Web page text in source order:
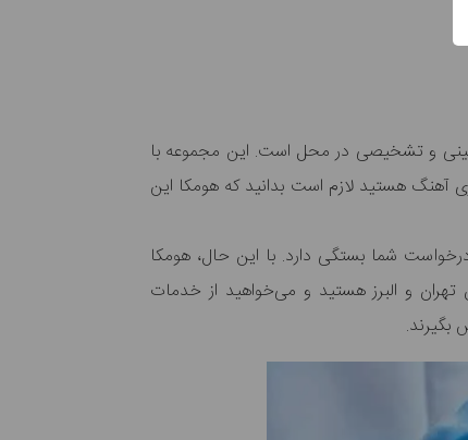
و تشخیصی در محل است. این مجموعه با
آهنگ هستید لازم است بدانید که هومکا این
شما بستگی دارد. با این حال، هومکا
و البرز هستید و می‌خواهید از خدمات
بگیرند.